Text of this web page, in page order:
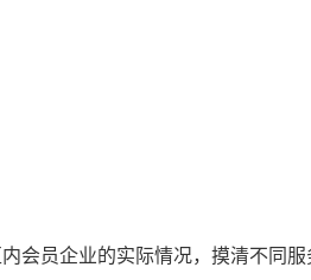
员企业的实际情况，摸清不同服